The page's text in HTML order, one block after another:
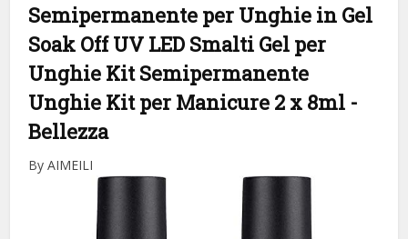
Semipermanente per Unghie in Gel
Soak Off UV LED Smalti Gel per
Unghie Kit Semipermanente
Unghie Kit per Manicure 2 x 8ml -
Bellezza
By AIMEILI